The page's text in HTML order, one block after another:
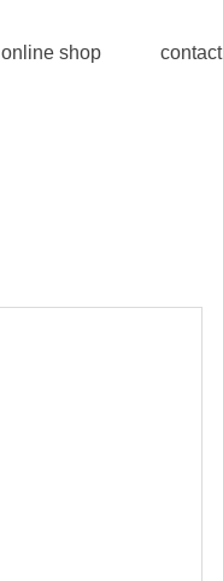
online shop contact